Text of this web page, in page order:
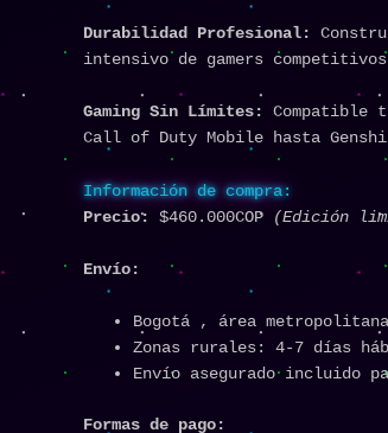
Durabilidad Profesional:
intensivo de gamers
Gaming Sin Límites:
Compatible
Call of Duty Mobile hasta
Información de compra:
Precio:
$460.000COP (Edición
Envío:
Bogotá , área
Zonas rurales: 4-7 días
Envío asegurado incluido
Formas de pago: